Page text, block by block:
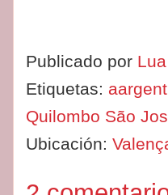
Publicado por
Etiquetas:
Quilombo São
Ubicación: